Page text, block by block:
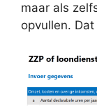
maar als
opvullen.